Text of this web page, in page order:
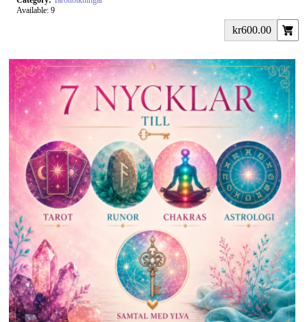
Available: 9
kr600.00